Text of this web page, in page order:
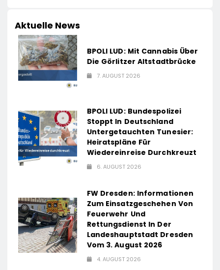
Aktuelle News
BPOLI LUD: Mit Cannabis Über
Die Görlitzer Altstadtbrücke
7. AUGUST 2026
BPOLI LUD: Bundespolizei
Stoppt In Deutschland
Untergetauchten Tunesier:
Heiratspläne Für
Wiedereinreise Durchkreuzt
6. AUGUST 2026
FW Dresden: Informationen
Zum Einsatzgeschehen Von
Feuerwehr Und
Rettungsdienst In Der
Landeshauptstadt Dresden
Vom 3. August 2026
4. AUGUST 2026